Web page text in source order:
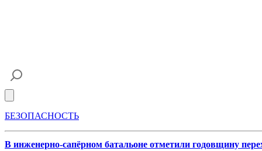
БЕЗОПАСНОСТЬ
В инженерно-сапёрном батальоне отметили годовщину